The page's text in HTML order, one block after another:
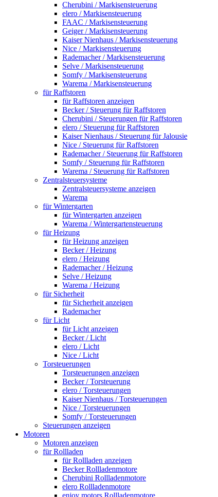
Cherubini / Markisensteuerung
elero / Markisensteuerung
FAAC / Markisensteuerung
Geiger / Markisensteuerung
Kaiser Nienhaus / Markisensteuerung
Nice / Markisensteuerung
Rademacher / Markisensteuerung
Selve / Markisensteuerung
Somfy / Markisensteuerung
Warema / Markisensteuerung
für Raffstoren
für Raffstoren anzeigen
Becker / Steuerung für Raffstoren
Cherubini / Steuerungen für Raffstoren
elero / Steuerung für Raffstoren
Kaiser Nienhaus / Steuerung für Jalousie
Nice / Steuerung für Raffstoren
Rademacher / Steuerung für Raffstoren
Somfy / Steuerung für Raffstoren
Warema / Steuerung für Raffstoren
Zentralsteuersysteme
Zentralsteuersysteme anzeigen
Warema
für Wintergarten
für Wintergarten anzeigen
Warema / Wintergartensteuerung
für Heizung
für Heizung anzeigen
Becker / Heizung
elero / Heizung
Rademacher / Heizung
Selve / Heizung
Warema / Heizung
für Sicherheit
für Sicherheit anzeigen
Rademacher
für Licht
für Licht anzeigen
Becker / Licht
elero / Licht
Nice / Licht
Torsteuerungen
Torsteuerungen anzeigen
Becker / Torsteuerung
elero / Torsteuerungen
Kaiser Nienhaus / Torsteuerungen
Nice / Torsteuerungen
Somfy / Torsteuerungen
Steuerungen anzeigen
Motoren
Motoren anzeigen
für Rollladen
für Rollladen anzeigen
Becker Rollladenmotore
Cherubini Rollladenmotore
elero Rollladenmotore
enjoy motors Rollladenmotore